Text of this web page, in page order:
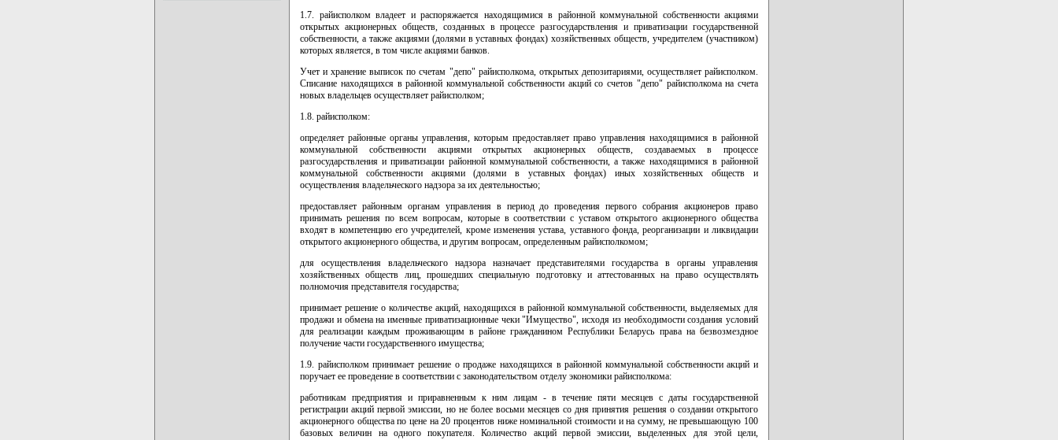
1.7. райисполком владеет и распоряжается находящимися в районной коммунальной собственности акциями
открытых акционерных обществ, созданных в процессе разгосударствления и приватизации государственной
собственности, а также акциями (долями в уставных фондах) хозяйственных обществ, учредителем (участником)
которых является, в том числе акциями банков.
Учет и хранение выписок по счетам "депо" райисполкома, открытых депозитариями, осуществляет райисполком.
Списание находящихся в районной коммунальной собственности акций со счетов "депо" райисполкома на счета
новых владельцев осуществляет райисполком;
1.8. райисполком:
определяет районные органы управления, которым предоставляет право управления находящимися в районной
коммунальной собственности акциями открытых акционерных обществ, создаваемых в процессе
разгосударствления и приватизации районной коммунальной собственности, а также находящимися в районной
коммунальной собственности акциями (долями в уставных фондах) иных хозяйственных обществ и
осуществления владельческого надзора за их деятельностью;
предоставляет районным органам управления в период до проведения первого собрания акционеров право
принимать решения по всем вопросам, которые в соответствии с уставом открытого акционерного общества
входят в компетенцию его учредителей, кроме изменения устава, уставного фонда, реорганизации и ликвидации
открытого акционерного общества, и другим вопросам, определенным райисполкомом;
для осуществления владельческого надзора назначает представителями государства в органы управления
хозяйственных обществ лиц, прошедших специальную подготовку и аттестованных на право осуществлять
полномочия представителя государства;
принимает решение о количестве акций, находящихся в районной коммунальной собственности, выделяемых для
продажи и обмена на именные приватизационные чеки "Имущество", исходя из необходимости создания условий
для реализации каждым проживающим в районе гражданином Республики Беларусь права на безвозмездное
получение части государственного имущества;
1.9. райисполком принимает решение о продаже находящихся в районной коммунальной собственности акций и
поручает ее проведение в соответствии с законодательством отделу экономики райисполкома:
работникам предприятия и приравненным к ним лицам - в течение пяти месяцев с даты государственной
регистрации акций первой эмиссии, но не более восьми месяцев со дня принятия решения о создании открытого
акционерного общества по цене на 20 процентов ниже номинальной стоимости и на сумму, не превышающую 100
базовых величин на одного покупателя. Количество акций первой эмиссии, выделенных для этой цели,